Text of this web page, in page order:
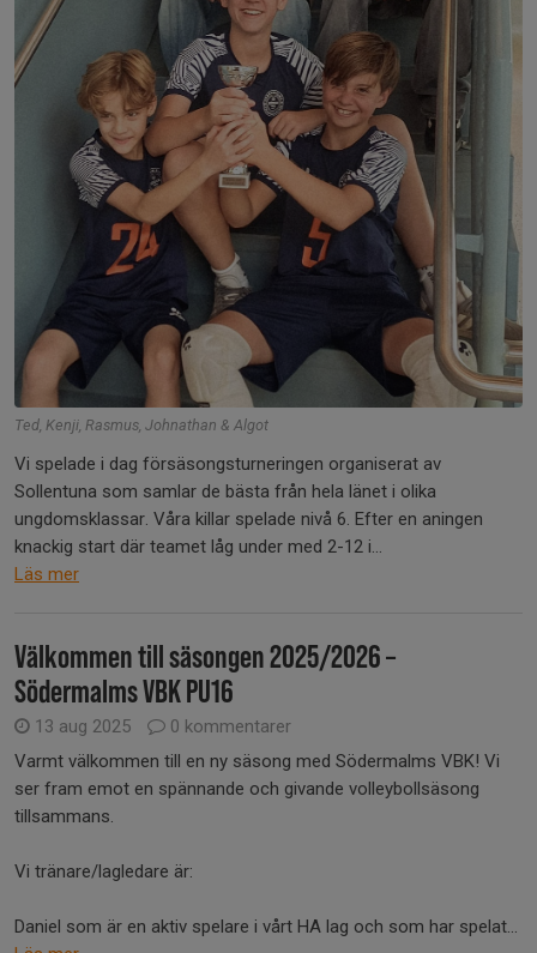
Ted, Kenji, Rasmus, Johnathan & Algot
Vi spelade i dag försäsongsturneringen organiserat av
Sollentuna som samlar de bästa från hela länet i olika
ungdomsklassar. Våra killar spelade nivå 6. Efter en aningen
knackig start där teamet låg under med 2-12 i...
Läs mer
Välkommen till säsongen 2025/2026 –
Södermalms VBK PU16
13 aug 2025
0 kommentarer
Varmt välkommen till en ny säsong med Södermalms VBK! Vi
ser fram emot en spännande och givande volleybollsäsong
tillsammans.
Vi tränare/lagledare är:
Daniel som är en aktiv spelare i vårt HA lag och som har spelat...